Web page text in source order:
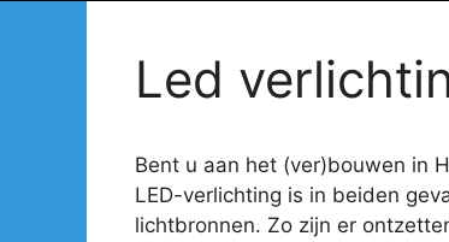
Led
Bent u aan het (ver)bouwen in
LED-verlichting is in beiden
lichtbronnen. Zo zijn er